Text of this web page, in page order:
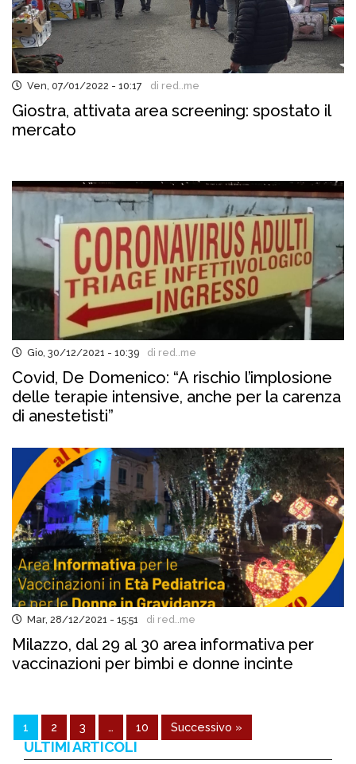
Ven, 07/01/2022 - 10:17 di red..me
Giostra, attivata area screening: spostato il
mercato
Gio, 30/12/2021 - 10:39 di red..me
Covid, De Domenico: “A rischio l’implosione
delle terapie intensive, anche per la carenza
di anestetisti”
Mar, 28/12/2021 - 15:51 di red..me
Milazzo, dal 29 al 30 area informativa per
vaccinazioni per bimbi e donne incinte
1 2 3 … 10 Successivo »
ULTIMI ARTICOLI